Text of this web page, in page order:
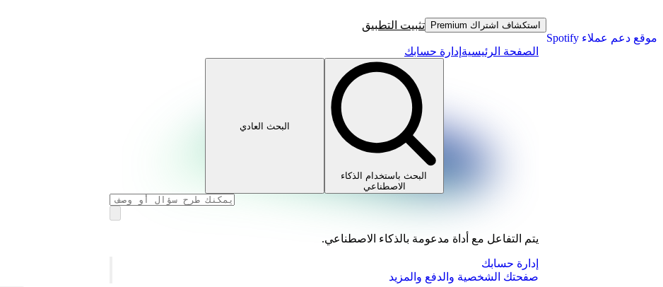
موقع دعم عملاء Spotify
استكشاف اشتراك Premium تثبيت التطبيق
الصفحة الرئيسية إدارة حسابك
البحث باستخدام الذكاء
الاصطناعي
البحث العادي
يتم التفاعل مع أداة مدعومة بالذكاء الاصطناعي.
إدارة حسابك
صفحتك الشخصية والدفع والمزيد